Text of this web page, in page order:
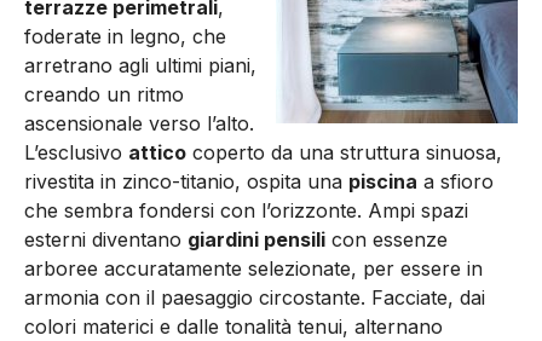
terrazze perimetrali,
foderate in legno, che
arretrano agli ultimi piani,
creando un ritmo
ascensionale verso l’alto.
L’esclusivo attico coperto da una struttura sinuosa,
rivestita in zinco-titanio, ospita una piscina a sfioro
che sembra fondersi con l’orizzonte. Ampi spazi
esterni diventano giardini pensili con essenze
arboree accuratamente selezionate, per essere in
armonia con il paesaggio circostante. Facciate, dai
colori materici e dalle tonalità tenui, alternano